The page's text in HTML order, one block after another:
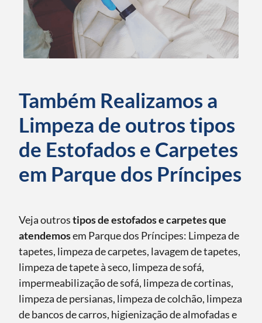
Também Realizamos a
Limpeza de outros tipos
de Estofados e Carpetes
em Parque dos Príncipes
Veja outrostipos de estofados e carpetes que
atendemosem Parque dos Príncipes: Limpeza de
tapetes, limpeza de carpetes, lavagem de tapetes,
limpeza de tapete à seco, limpeza de sofá,
impermeabilização de sofá, limpeza de cortinas,
limpeza de persianas, limpeza de colchão, limpeza
de bancos de carros, higienização de almofadas e